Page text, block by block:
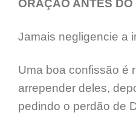
ORAÇÃO ANTES
Jamais negligencie a
Uma boa confissão é
arrepender deles,
pedindo o perdão de